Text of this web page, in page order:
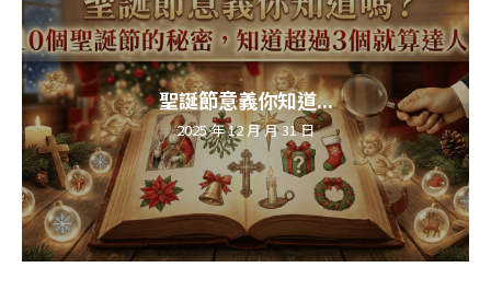
聖誕節意義你知道...
2025 年 12 月 月 31 日